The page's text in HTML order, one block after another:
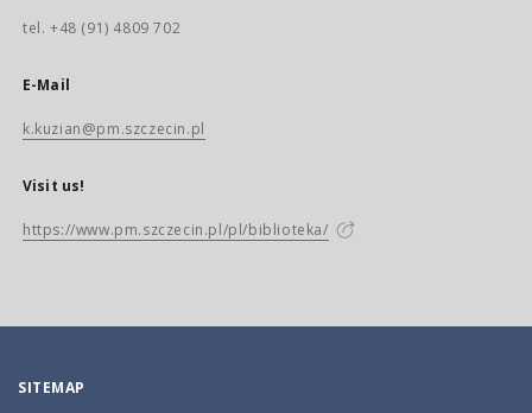
tel. +48 (91) 4809 702
E-Mail
k.kuzian@pm.szczecin.pl
Visit us!
https://www.pm.szczecin.pl/pl/biblioteka/
SITEMAP